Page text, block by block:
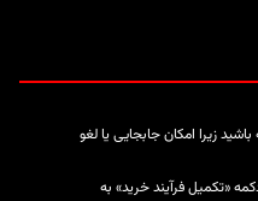
زیرا امکان جابجایی یا لغو
«تکمیل فرآیند خرید» به